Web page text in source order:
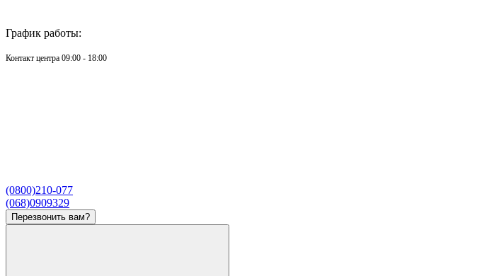
График работы:
Контакт центра 09:00 - 18:00
(0800)210-077
(068)0909329
Перезвонить вам?